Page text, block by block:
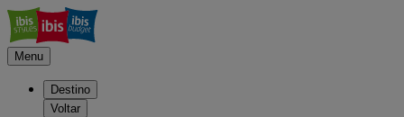
Menu
Destino
Voltar